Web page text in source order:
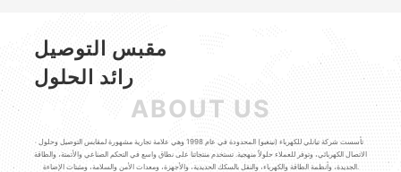
مقبس التوصيل
رائد الحلول
ABOUT US
تأسست شركة تيانلي للكهرباء (نينغبو) المحدودة في عام 1998 وهي علامة تجارية مشهورة لمقابس التوصيل وحلول
الاتصال الكهربائي، وتوفر للعملاء حلولاً منهجية. تستخدم منتجاتنا على نطاق واسع في التحكم الصناعي والأتمتة، والطاقة
الجديدة، وأنظمة الطاقة والكهرباء، والنقل بالسكك الحديدية، والأجهزة، ومعدات الأمن والسلامة، ومثبتات الإضاءة.